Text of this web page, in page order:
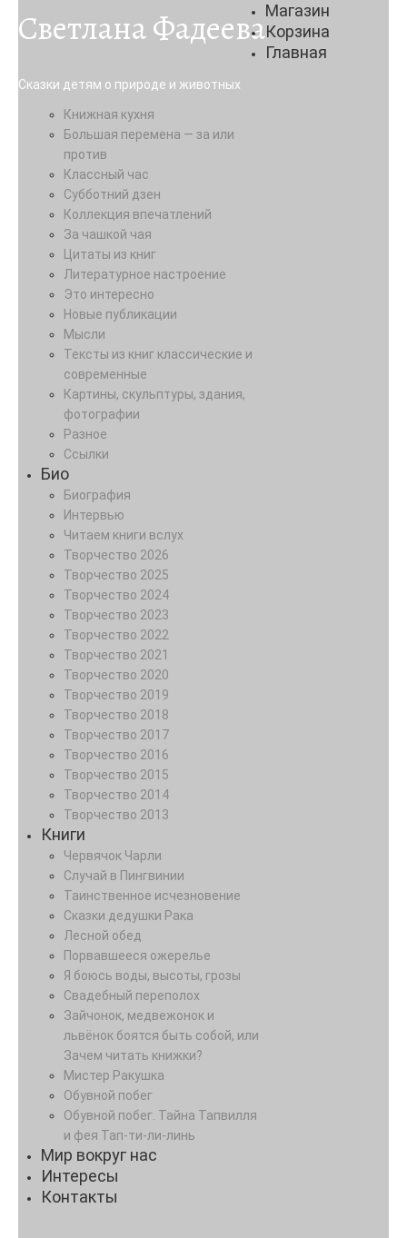
Светлана Фадеева
Сказки детям о природе и животных
Магазин
Корзина
Главная
Книжная кухня
Большая перемена — за или
против
Классный час
Субботний дзен
Коллекция впечатлений
За чашкой чая
Цитаты из книг
Литературное настроение
Это интересно
Новые публикации
Мысли
Тексты из книг классические и
современные
Картины, скульптуры, здания,
фотографии
Разное
Ссылки
Био
Биография
Интервью
Читаем книги вслух
Творчество 2026
Творчество 2025
Творчество 2024
Творчество 2023
Творчество 2022
Творчество 2021
Творчество 2020
Творчество 2019
Творчество 2018
Творчество 2017
Творчество 2016
Творчество 2015
Творчество 2014
Творчество 2013
Книги
Червячок Чарли
Случай в Пингвинии
Таинственное исчезновение
Сказки дедушки Рака
Лесной обед
Порвавшееся ожерелье
Я боюсь воды, высоты, грозы
Свадебный переполох
Зайчонок, медвежонок и
львёнок боятся быть собой, или
Зачем читать книжки?
Мистер Ракушка
Обувной побег
Обувной побег. Тайна Тапвилля
и фея Тап-ти-ли-линь
Мир вокруг нас
Интересы
Контакты